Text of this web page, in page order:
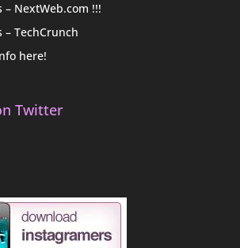
– NextWeb.com !!!
– TechCrunch
here!
Twitter